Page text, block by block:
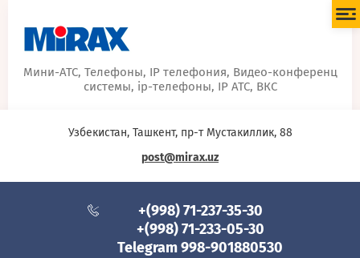
Мини-АТС, Телефоны, IP телефония, Видео-конференц
системы, ip-телефоны, IP АТС, ВКС
Узбекистан, Ташкент, пр-т Мустакиллик, 88
post@mirax.uz
+(998) 71-237-35-30
+(998) 71-233-05-30
Telegram 998-901880530